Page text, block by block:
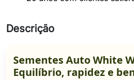
Descrição
Sementes Auto White
Equilíbrio, rapidez e